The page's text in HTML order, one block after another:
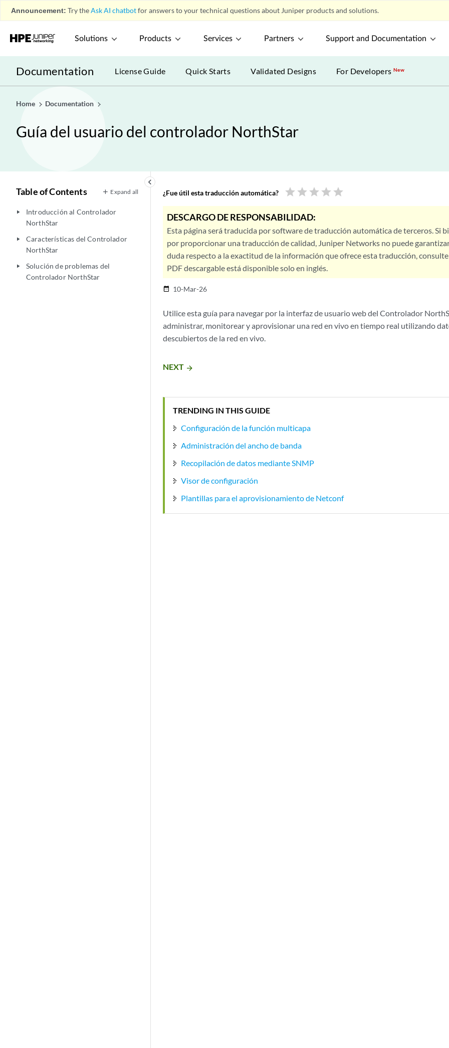
Announcement: Try theAsk AI chatbotfor answers to your technical questions about Juniper products and solutions.
Solutions Products Services Partners Support and Documentation
Documentation License Guide Quick Starts Validated Designs For DevelopersNew
Home Documentation
Guía del usuario del controlador NorthStar
keyboard_arrow_left
Table of Contents Expand all
play_arrow
Introducción al Controlador
NorthStar
play_arrow
Características del Controlador
NorthStar
play_arrow
Solución de problemas del
Controlador NorthStar
¿Fue útil esta traducción automática? star star star star star
DESCARGO DE RESPONSABILIDAD:
Esta página será traducida por software de traducción automática de terceros. Si
por proporcionar una traducción de calidad, Juniper Networks no puede
duda respecto a la exactitud de la información que ofrece esta traducción,
PDF descargable está disponible solo en inglés.
date_range 10-Mar-26
Utilice esta guía para navegar por la interfaz de usuario web del Controlador
administrar, monitorear y aprovisionar una red en vivo en tiempo real utilizando
descubiertos de la red en vivo.
NEXT arrow_forward
TRENDING IN THIS GUIDE
Configuración de la función multicapa
Administración del ancho de banda
Recopilación de datos mediante SNMP
Visor de configuración
Plantillas para el aprovisionamiento de Netconf